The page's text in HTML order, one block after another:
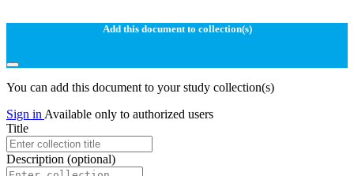
Add this document to collection(s)
You can add this document to your study collection(s)
Sign in Available only to authorized users
Title
Description (optional)